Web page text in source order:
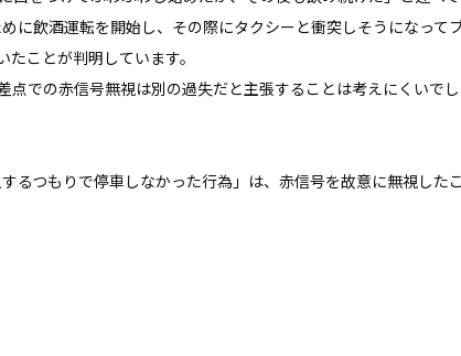
に飲酒運転を開始し、その際にタクシーと衝突しそうになって
ことが判明しています。
での赤信号無視は別の過失だと主張することは考えにくいで
るつもりで停車しなかった行為」は、赤信号を故意に無視した